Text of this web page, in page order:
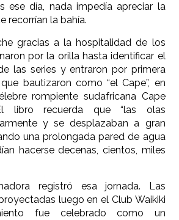
ese día, nada impedía apreciar la
recorrían la bahía.
gracias a la hospitalidad de los
por la orilla hasta identificar el
las series y entraron por primera
bautizaron como “el Cape”, en
rompiente sudafricana Cape
libro recuerda que “las olas
y se desplazaban a gran
una prolongada pared de agua
hacerse decenas, cientos, miles
registró esa jornada. Las
luego en el Club Waikiki
fue celebrado como un